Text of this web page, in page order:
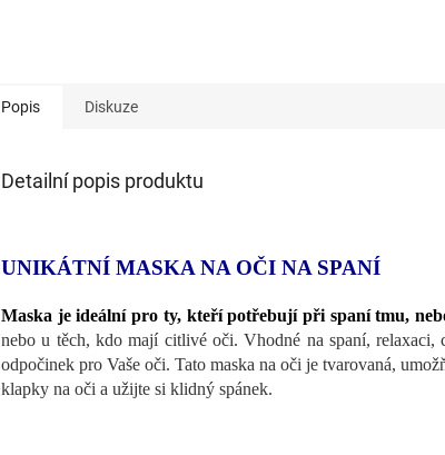
Popis Diskuze
Detailní popis produktu
UNIKÁTNÍ MASKA NA OČI NA SPANÍ
Maska je ideální pro ty, kteří potřebují při spaní tmu,
nebo u těch, kdo mají citlivé oči. Vhodné na spaní,
odpočinek pro Vaše oči. Tato maska na oči je tvarovaná,
klapky na oči a užijte si klidný spánek.